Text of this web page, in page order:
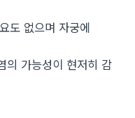
도 없으며 자궁에
의 가능성이 현저히 감